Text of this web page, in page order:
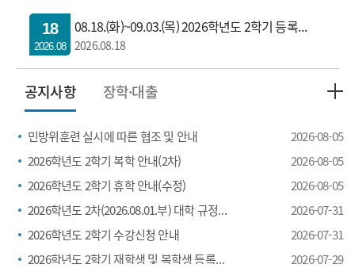
18
2026.08
08.18.(화)~09.03.(목) 2026학년도 2학기 등록기간
2026.08.18
31 08.31.(월) 학기개시일/수업개시일(개강일)
2026.08.31
게시판
공지사항
민방위훈련 실시에 따른 협조 및 안내
2026-08-05
2026학년도 2학기 복학 안내(2차)
2026-08-05
2026학년도 2학기 휴학 안내(수정)
2026-08-05
2026학년도 2차(2026.08.01.부) 대학 규정 제·개정 공지
2026-07-31
2026학년도 2학기 수강신청 안내
2026-07-31
2026학년도 2학기 재학생 및 복학생 등록금 납부안내
2026-07-29
공지
장학·대출